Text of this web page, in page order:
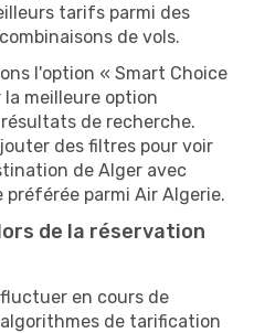
tarifs parmi des
de vols.
l'option « Smart Choice
meilleure option
de recherche.
des filtres pour voir
de Alger avec
parmi Air Algerie.
de la réservation
en cours de
de tarification